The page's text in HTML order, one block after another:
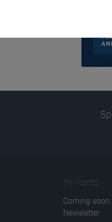
Ihr Konto
Coming
Newsletter